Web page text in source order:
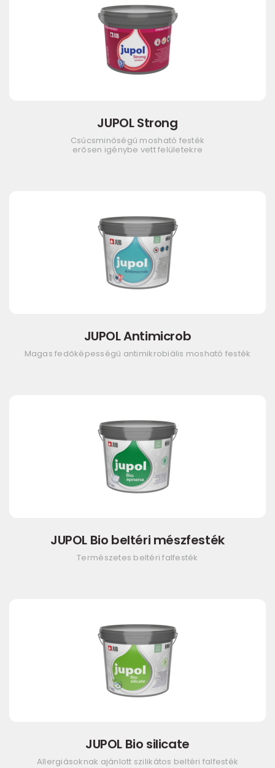
JUPOL Strong
Csúcsminőségű mosható festék
erősen igénybe vett felületekre
JUPOL Antimicrob
Magas fedőképességű antimikrobiális mosható festék
JUPOL Bio beltéri mészfesték
Természetes beltéri falfesték
JUPOL Bio silicate
Allergiásoknak ajánlott szilikátos beltéri falfesték